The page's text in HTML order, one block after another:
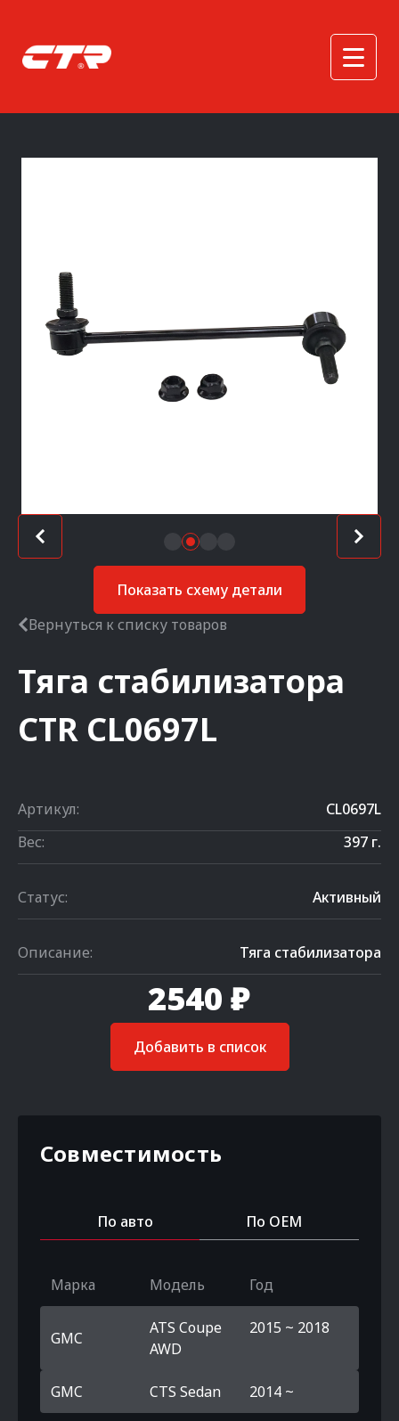
Показать схему детали
Вернуться к списку товаров
Тяга стабилизатора
CTR CL0697L
Артикул:
CL0697L
Вес:
397 г.
Статус: Активный
Описание: Тяга стабилизатора
2540 ₽
Добавить в список
Совместимость
По авто По OEM
Марка Модель Год
GMC
ATS Coupe
AWD
2015 ~ 2018
GMC CTS Sedan 2014 ~